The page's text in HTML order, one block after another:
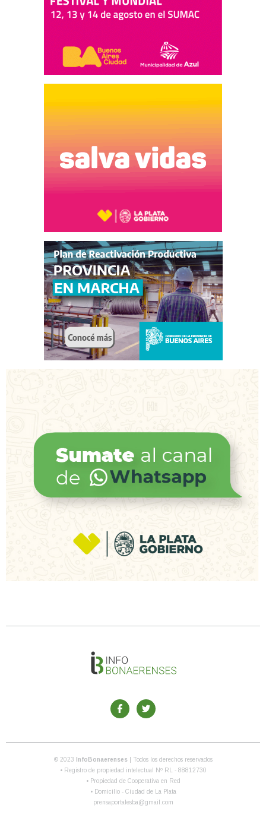
© 2023 InfoBonaerenses
| Todos los derechos reservados
• Registro de propiedad intelectual Nº RL - 88812730
• Propiedad de Cooperativa en Red
• Domicilio - Ciudad de La Plata
prensaportalesba@gmail.com